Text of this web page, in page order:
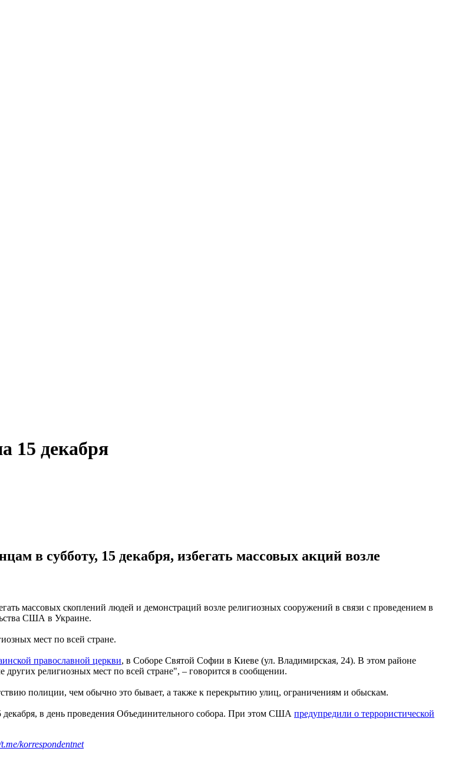
15 декабря
в субботу, 15 декабря, избегать массовых акций возле
массовых скоплений людей и демонстраций возле религиозных сооружений в связи с проведением в
США в Украине.
мест по всей стране.
православной церкви, в Соборе Святой Софии в Киеве (ул. Владимирская, 24). В этом районе
религиозных мест по всей стране", – говорится в сообщении.
полиции, чем обычно это бывает, а также к перекрытию улиц, ограничениям и обыскам.
в день проведения Объединительного собора. При этом США предупредили о террористической
korrespondentnet